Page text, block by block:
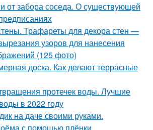
от забора соседа. О существующей
Трафареты для декора стен —
узоров для нанесения
(125 фото)
доска. Как делают террасные
протечек воды. Лучшие
в 2022 году
на даче своими руками.